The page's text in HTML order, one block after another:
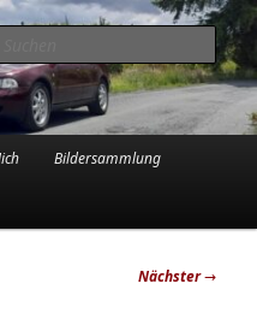
in der Garage
Bildersammlung
Nächster→